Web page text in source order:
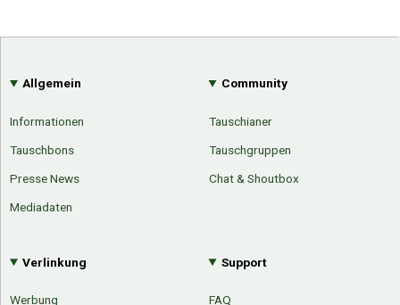
Allgemein
Informationen
Tauschbons
Presse News
Mediadaten
Community
Tauschianer
Tauschgruppen
Chat & Shoutbox
Verlinkung
Werbung
Support
FAQ